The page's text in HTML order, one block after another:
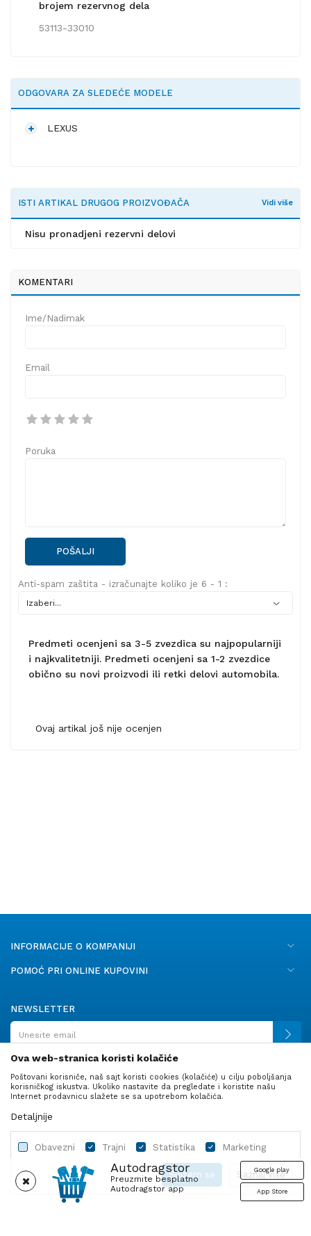
Autodragstor
Preuzmite besplatno
Autodragstor app
Google play
App Store
brojem rezervnog dela
53113-33010
ODGOVARA ZA SLEDEĆE MODELE
LEXUS
ISTI ARTIKAL DRUGOG PROIZVOĐAČA Vidi više
Nisu pronadjeni rezervni delovi
KOMENTARI
Ime/Nadimak
Email
Poruka
POŠALJI
Anti-spam zaštita - izračunajte koliko je 6 - 1 :
Predmeti ocenjeni sa 3-5 zvezdica su najpopularniji
i najkvalitetniji. Predmeti ocenjeni sa 1-2 zvezdice
obično su novi proizvodi ili retki delovi automobila.
Ovaj artikal još nije ocenjen
INFORMACIJE O KOMPANIJI
POMOĆ PRI ONLINE KUPOVINI
NEWSLETTER
PRATITE NAS
Autodelovi Ulje i tečnosti
Ova web-stranica koristi kolačiće
Poštovani korisniče, naš sajt koristi cookies (kolačiće) u cilju poboljšanja
korisničkog iskustva. Ukoliko nastavite da pregledate i koristite našu
Internet prodavnicu slažete se sa upotrebom kolačića.
Detaljnije
Obavezni Trajni Statistika Marketing
Saznaj više
Slažem se